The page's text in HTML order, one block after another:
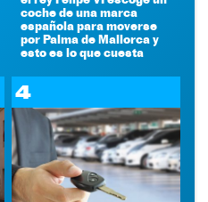
coche de una marca
española para moverse
por Palma de Mallorca y
esto es lo que cuesta
4